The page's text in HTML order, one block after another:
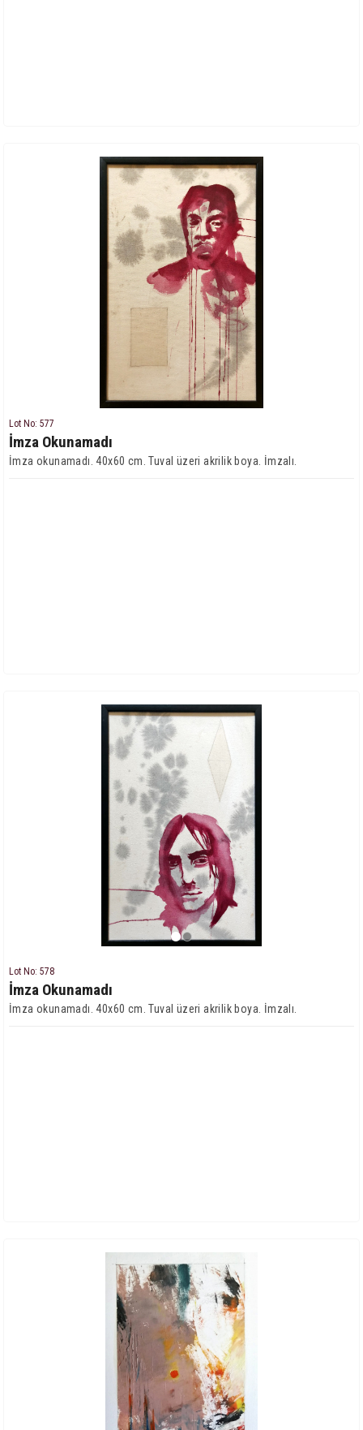
Lot No: 577
İmza Okunamadı
İmza okunamadı. 40x60 cm. Tuval üzeri akrilik boya. İmzalı.
Lot No: 578
İmza Okunamadı
İmza okunamadı. 40x60 cm. Tuval üzeri akrilik boya. İmzalı.